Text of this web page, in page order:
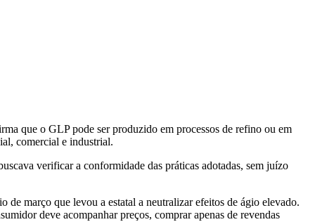
que o GLP pode ser produzido em processos de refino ou em
comercial e industrial.
verificar a conformidade das práticas adotadas, sem juízo
de março que levou a estatal a neutralizar efeitos de ágio elevado.
deve acompanhar preços, comprar apenas de revendas